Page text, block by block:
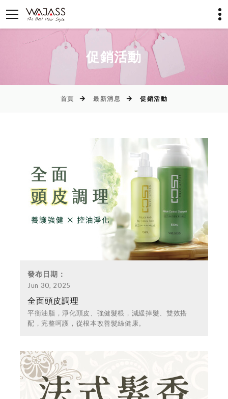
促銷活動
首頁 最新消息 促銷活動
發布日期：
Jun 30, 2025
全面頭皮調理
平衡油脂，淨化頭皮、強健髮根，減緩掉髮、雙效搭
配，完整呵護，從根本改善髮絲健康。